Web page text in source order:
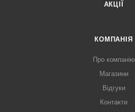
АКЦІЇ
КОМПАНІЯ
Про компанію
Магазини
Відгуки
Контакти